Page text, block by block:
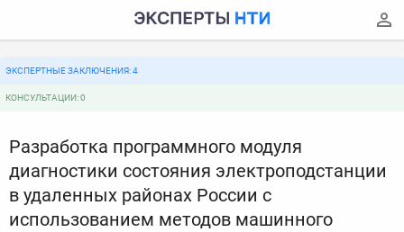
ЭКСПЕРТНЫЕ ЗАКЛЮЧЕНИЯ: 4
КОНСУЛЬТАЦИИ: 0
Разработка программного модуля
диагностики состояния электроподстанции
в удаленных районах России с
использованием методов машинного